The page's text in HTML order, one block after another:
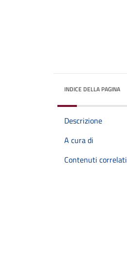
INDICE DELLA PAGINA
Descrizione
A cura di
Contenuti correlati